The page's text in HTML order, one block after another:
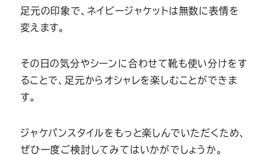
足元の印象で、ネイビージャケットは無数に表情を
変えます。
その日の気分やシーンに合わせて靴も使い分けをす
ることで、足元からオシャレを楽しむことができま
す。
ジャケパンスタイルをもっと楽しんでいただくため、
ぜひ一度ご検討してみてはいかがでしょうか。